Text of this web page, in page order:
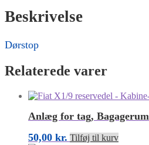
Beskrivelse
Dørstop
Relaterede varer
Anlæg for tag, Bagagerum
50,00 kr. Tilføj til kurv